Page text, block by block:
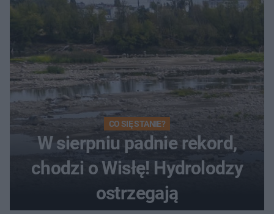
CO SIĘ STANIE?
W sierpniu padnie rekord,
chodzi o Wisłę! Hydrolodzy
ostrzegają